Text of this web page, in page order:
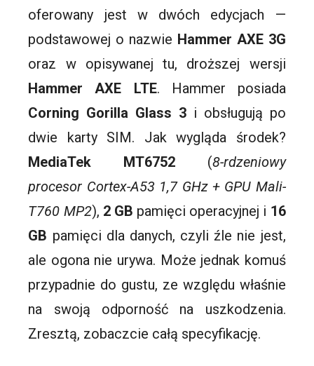
oferowany jest w dwóch edycjach —
podstawowej o nazwie Hammer AXE3G
oraz w opisywanej tu, droższej wersji
HammerAXE LTE. Hammer posiada
Corning Gorilla Glass 3 i obsługują po
dwie karty SIM. Jak wygląda środek?
MediaTek MT6752 (8-rdzeniowy
procesor Cortex-A53 1,7 GHz + GPU Mali-
T760 MP2), 2 GB pamięci operacyjnej i 16
GB pamięci dla danych, czyli źle nie jest,
ale ogona nie urywa. Może jednak komuś
przypadnie do gustu, ze względu właśnie
na swoją odporność na uszkodzenia.
Zresztą, zobaczcie całą specyfikację.